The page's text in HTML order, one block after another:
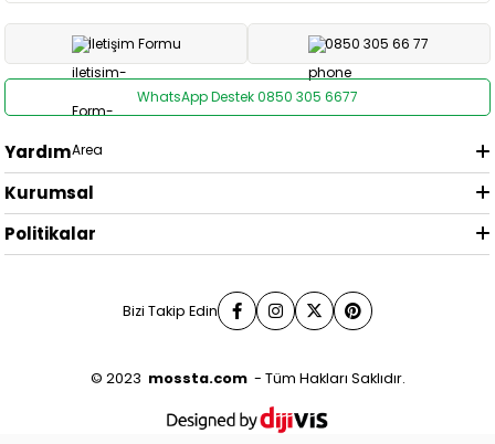
İletişim Formu 0850 305 66 77
WhatsApp Destek 0850 305 6677
Yardım
Kurumsal
Politikalar
Bizi Takip Edin
© 2023 mossta.com- Tüm Hakları Saklıdır.